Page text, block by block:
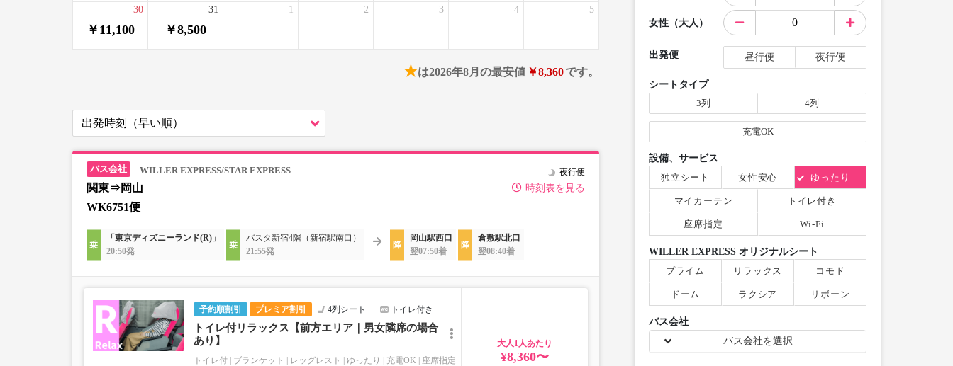
￥11,100
30
￥8,500
31 1 2 3 4 5
★は2026年8月の最安値 ￥8,360です。
WILLER EXPRESS/STAR EXPRESS
関東⇒岡山
WK6751便
時刻表を見る
夜行便
「東京ディズニーランド(R)」
20:50発
バスタ新宿4階（新宿駅南口）
21:55発
岡山駅西口
翌07:50着
倉敷駅北口
翌08:40着
予約順割引 プレミア割引 4列シート トイレ付き
トイレ付リラックス【前方エリア｜男女隣席の場合
あり】
トイレ付 ブランケット レッグレスト ゆったり 充電OK 座席指定
大人
¥8,360〜
女性（大人）
出発便 昼行便 夜行便
シートタイプ
3列
4列
充電OK
設備、サービス
独立シート
女性安心 ゆったり
マイカーテン トイレ付き
座席指定 Wi-Fi
WILLER EXPRESS オリジナルシート
プライム
リラックス コモド
ドーム ラクシア リボーン
バス会社
バス会社を選択